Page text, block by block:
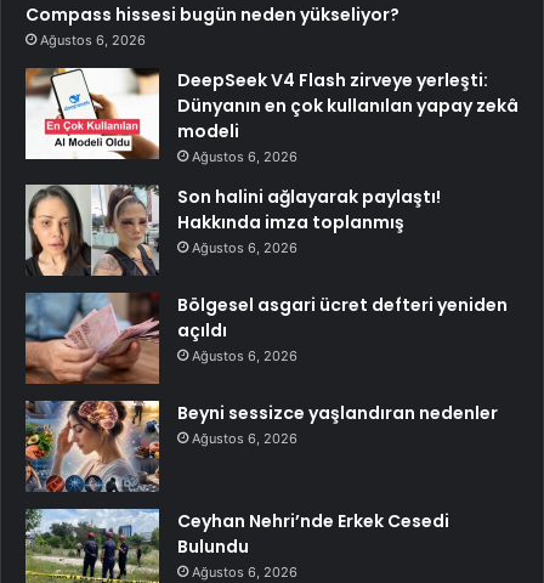
Compass hissesi bugün neden yükseliyor?
Ağustos 6, 2026
DeepSeek V4 Flash zirveye yerleşti:
Dünyanın en çok kullanılan yapay zekâ
modeli
Ağustos 6, 2026
Son halini ağlayarak paylaştı!
Hakkında imza toplanmış
Ağustos 6, 2026
Bölgesel asgari ücret defteri yeniden
açıldı
Ağustos 6, 2026
Beyni sessizce yaşlandıran nedenler
Ağustos 6, 2026
Ceyhan Nehri’nde Erkek Cesedi
Bulundu
Ağustos 6, 2026